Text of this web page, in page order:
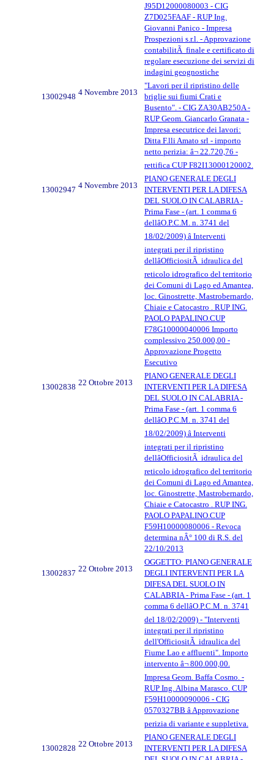
J95D12000080003 - CIG
Z7D025FAAF - RUP Ing.
Giovanni Panico - Impresa
Prospezioni s.r.l. - Approvazione
contabilitÃ finale e certificato di
regolare esecuzione dei servizi di
indagini geognostiche
13002948 4 Novembre 2013
"Lavori per il ripristino delle
briglie sui fiumi Crati e
Busento". - CIG ZA30AB250A -
RUP Geom. Giancarlo Granata -
Impresa esecutrice dei lavori:
Ditta F.lli Amato srl - importo
netto perizia: â¬ 22.720,76 -
rettifica CUP F82I13000120002.
13002947 4 Novembre 2013
PIANO GENERALE DEGLI
INTERVENTI PER LA DIFESA
DEL SUOLO IN CALABRIA -
Prima Fase - (art. 1 comma 6
dellâO.P.C.M. n. 3741 del
18/02/2009) â Interventi
integrati per il ripristino
dellâOfficiositÃ idraulica del
reticolo idrografico del territorio
dei Comuni di Lago ed Amantea,
loc. Ginostrette, Mastrobernardo,
Chiaie e Catocastro . RUP ING.
PAOLO PAPALINO.CUP
F78G10000040006 Importo
complessivo 250.000,00 -
Approvazione Progetto
Esecutivo
13002838 22 Ottobre 2013
PIANO GENERALE DEGLI
INTERVENTI PER LA DIFESA
DEL SUOLO IN CALABRIA -
Prima Fase - (art. 1 comma 6
dellâO.P.C.M. n. 3741 del
18/02/2009) â Interventi
integrati per il ripristino
dellâOfficiositÃ idraulica del
reticolo idrografico del territorio
dei Comuni di Lago ed Amantea,
loc. Ginostrette, Mastrobernardo,
Chiaie e Catocastro . RUP ING.
PAOLO PAPALINO.CUP
F59H10000080006 - Revoca
determina nÂ° 100 di R.S. del
22/10/2013
13002837 22 Ottobre 2013
OGGETTO: PIANO GENERALE
DEGLI INTERVENTI PER LA
DIFESA DEL SUOLO IN
CALABRIA - Prima Fase - (art. 1
comma 6 dellâO.P.C.M. n. 3741
del 18/02/2009) - "Interventi
integrati per il ripristino
dell'OfficiositÃ idraulica del
Fiume Lao e affluenti". Importo
intervento â¬ 800.000,00.
Impresa Geom. Baffa Cosmo. -
RUP Ing. Albina Marasco. CUP
F59H10000090006 - CIG
0570327BB â Approvazione
perizia di variante e suppletiva.
13002828 22 Ottobre 2013
PIANO GENERALE DEGLI
INTERVENTI PER LA DIFESA